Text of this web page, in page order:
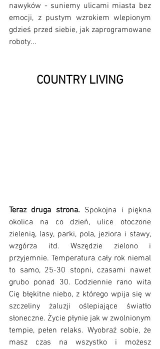
nawyków - suniemy ulicami miasta bez
emocji, z pustym wzrokiem wlepionym
gdzieś przed siebie, jak zaprogramowane
roboty...
COUNTRY LIVING
Teraz druga strona. Spokojna i piękna
okolica na co dzień, ulice otoczone
zielenią, lasy, parki, pola, jeziora i stawy,
wzgórza itd. Wszędzie zielono i
przyjemnie. Temperatura cały rok niemal
to samo, 25-30 stopni, czasami nawet
grubo ponad 30. Codziennie rano wita
Cię błękitne niebo, z którego wpija się w
szczeliny żaluzji oślepiające światło
słoneczne. Życie płynie jak w zwolnionym
tempie, pełen relaks. Wyobraź sobie, że
masz czas na wszystko i możesz